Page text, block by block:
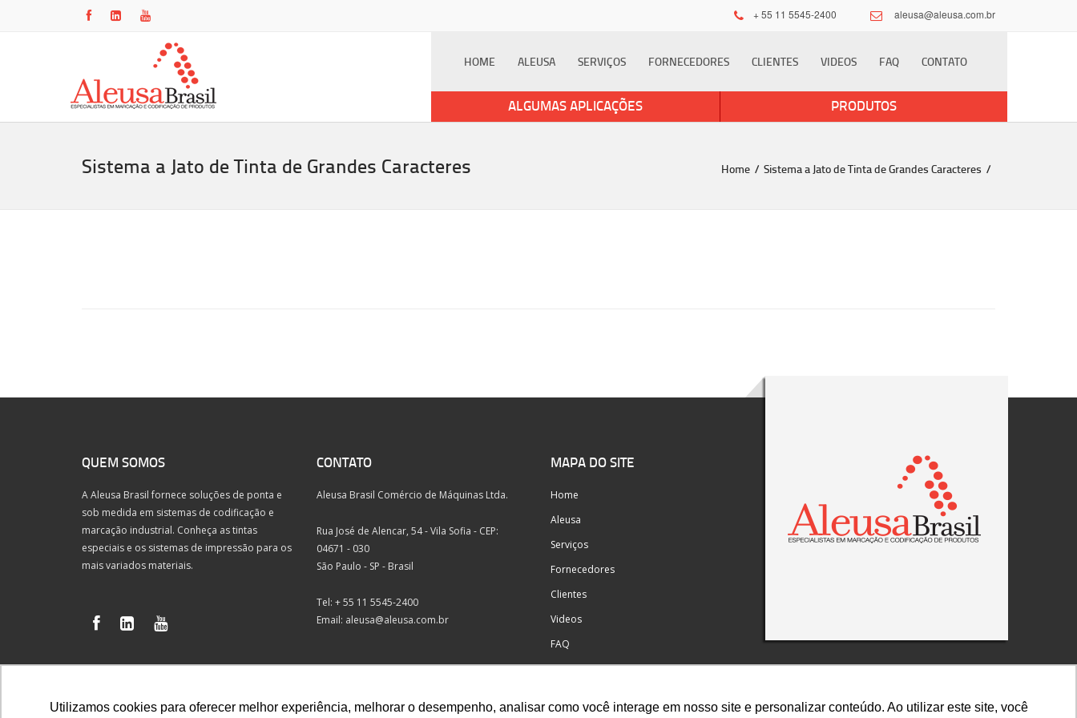
Utilizamos cookies para oferecer melhor experiência, melhorar o desempenho, analisar como você interage em nosso site e personalizar conteúdo. Ao utilizar este site, você
+ 55 11 5545-2400 aleusa@aleusa.com.br
HOME ALEUSA SERVIÇOS FORNECEDORES CLIENTES VIDEOS FAQ CONTATO
ALGUMAS APLICAÇÕES PRODUTOS
Sistema a Jato de Tinta de Grandes Caracteres Home Sistema a Jato de Tinta de Grandes Caracteres
QUEM SOMOS
A Aleusa Brasil fornece soluções de ponta e
sob medida em sistemas de codificação e
marcação industrial. Conheça as tintas
especiais e os sistemas de impressão para os
mais variados materiais.
CONTATO
Aleusa Brasil Comércio de Máquinas Ltda.
Rua José de Alencar, 54 - Vila Sofia - CEP:
04671 - 030
São Paulo - SP - Brasil
Tel: + 55 11 5545-2400
Email: aleusa@aleusa.com.br
MAPA DO SITE
Home
Aleusa
Serviços
Fornecedores
Clientes
Videos
FAQ
Contato